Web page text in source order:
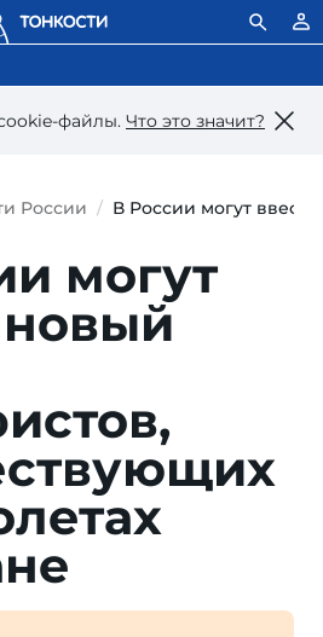
файлы. Что это значит?
России В России могут
могут
новый